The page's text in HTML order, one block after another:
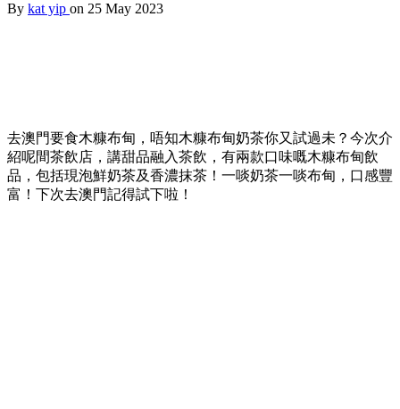
By kat yip on 25 May 2023
去澳門要食木糠布甸，唔知木糠布甸奶茶你又試過未？今次介
紹呢間茶飲店，講甜品融入茶飲，有兩款口味嘅木糠布甸飲
品，包括現泡鮮奶茶及香濃抹茶！一啖奶茶一啖布甸，口感豐
富！下次去澳門記得試下啦！